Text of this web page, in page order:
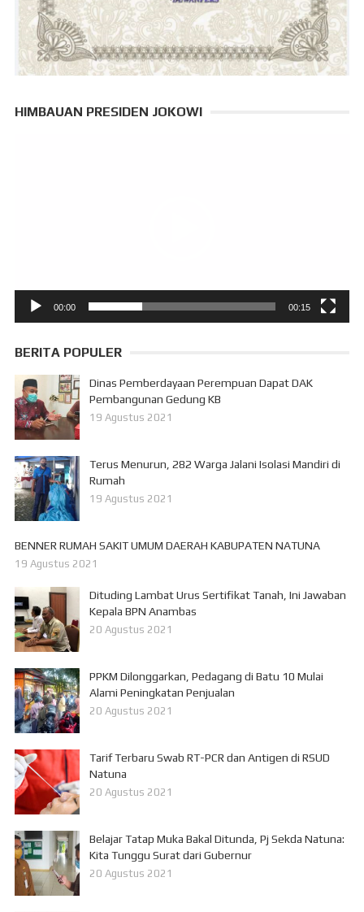
HIMBAUAN PRESIDEN JOKOWI
00:00 00:15
BERITA POPULER
Dinas Pemberdayaan Perempuan Dapat DAK
Pembangunan Gedung KB
19 Agustus 2021
Terus Menurun, 282 Warga Jalani Isolasi Mandiri di
Rumah
19 Agustus 2021
BENNER RUMAH SAKIT UMUM DAERAH KABUPATEN NATUNA
19 Agustus 2021
Dituding Lambat Urus Sertifikat Tanah, Ini Jawaban
Kepala BPN Anambas
20 Agustus 2021
PPKM Dilonggarkan, Pedagang di Batu 10 Mulai
Alami Peningkatan Penjualan
20 Agustus 2021
Tarif Terbaru Swab RT-PCR dan Antigen di RSUD
Natuna
20 Agustus 2021
Belajar Tatap Muka Bakal Ditunda, Pj Sekda Natuna:
Kita Tunggu Surat dari Gubernur
20 Agustus 2021